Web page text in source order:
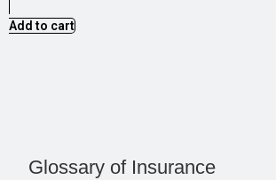
Add to cart
Glossary of Insurance